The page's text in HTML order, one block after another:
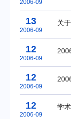
2006-09
13
2006-09
12
2006-09
12
2006-09
12
2006-09